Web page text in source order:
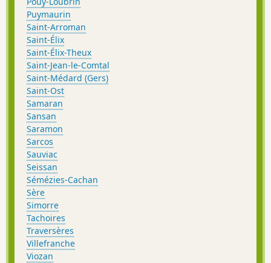
Puymaurin
Saint-Arroman
Saint-Élix
Saint-Élix-Theux
Saint-Jean-le-Comtal
Saint-Médard (Gers)
Saint-Ost
Samaran
Sansan
Saramon
Sarcos
Sauviac
Seissan
Sémézies-Cachan
Sère
Simorre
Tachoires
Traversères
Villefranche
Viozan